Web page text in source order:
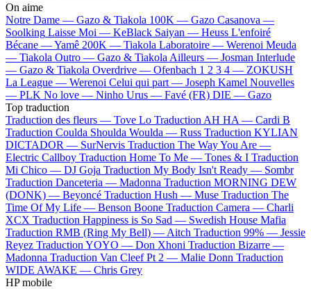
On aime
Notre Dame — Gazo & Tiakola 100K — Gazo Casanova —
Soolking Laisse Moi — KeBlack Saiyan — Heuss L'enfoiré
Bécane —Yamê 200K — Tiakola Laboratoire — Werenoi Meuda
— Tiakola Outro — Gazo & Tiakola Ailleurs — Josman Interlude
— Gazo & Tiakola Overdrive — Ofenbach 1 2 3 4 — ZOKUSH
La League — Werenoi Celui qui part — Joseph Kamel Nouvelles
— PLK No love — Ninho Urus — Favé (FR) DIE — Gazo
Top traduction
Traduction des fleurs — Tove Lo Traduction AH HA — Cardi B
Traduction Coulda Shoulda Woulda — Russ Traduction KYLIAN
DICTADOR — SurNervis Traduction The Way You Are —
Electric Callboy Traduction Home To Me — Tones & I Traduction
Mi Chico — DJ Goja Traduction My Body Isn't Ready — Sombr
Traduction Danceteria — Madonna Traduction MORNING DEW
(DONK) — Beyoncé Traduction Hush — Muse Traduction The
Time Of My Life — Benson Boone Traduction Camera — Charli
XCX Traduction Happiness is So Sad — Swedish House Mafia
Traduction RMB (Ring My Bell) — Aitch Traduction 99% — Jessie
Reyez Traduction YOYO — Don Xhoni Traduction Bizarre —
Madonna Traduction Van Cleef Pt 2 — Malie Donn Traduction
WIDE AWAKE — Chris Grey
HP mobile